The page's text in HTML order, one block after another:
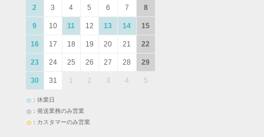
2 3 4 5 6 7 8
9 10 11 12 13 14 15
16 17 18 19 20 21 22
23 24 25 26 27 28 29
30 31 1 2 3 4 5
：休業日
：発送業務のみ営業
：カスタマーのみ営業